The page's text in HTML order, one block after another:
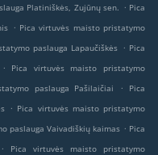
Platiniškės, Zujūnų sen. . Pica
. Pica virtuvės maisto pristatymo
paslauga Lapaučiškės . Pica
.
Pica virtuvės maisto pristatymo
paslauga Pašilaičiai .
Pica
. Pica virtuvės maisto pristatymo
paslauga Vaivadiškių kaimas . Pica
. Pica virtuvės maisto pristatymo